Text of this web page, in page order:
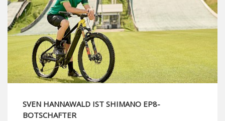
SVEN HANNAWALD IST SHIMANO EP8-
BOTSCHAFTER